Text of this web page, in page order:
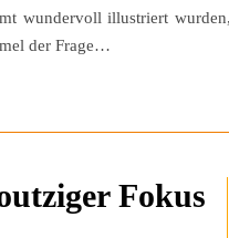
wundervoll illustriert
der Frage…
Fokus